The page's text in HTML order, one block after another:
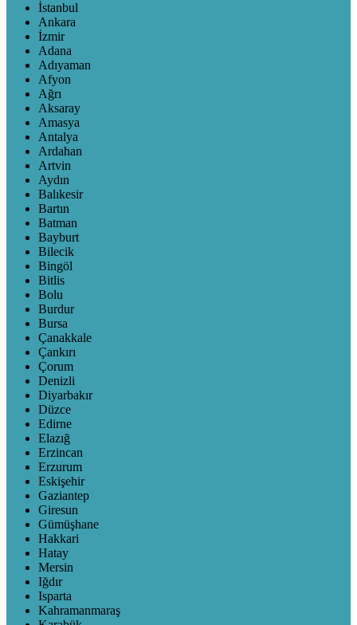
İstanbul
Ankara
İzmir
Adana
Adıyaman
Afyon
Ağrı
Aksaray
Amasya
Antalya
Ardahan
Artvin
Aydın
Balıkesir
Bartın
Batman
Bayburt
Bilecik
Bingöl
Bitlis
Bolu
Burdur
Bursa
Çanakkale
Çankırı
Çorum
Denizli
Diyarbakır
Düzce
Edirne
Elazığ
Erzincan
Erzurum
Eskişehir
Gaziantep
Giresun
Gümüşhane
Hakkari
Hatay
Mersin
Iğdır
Isparta
Kahramanmaraş